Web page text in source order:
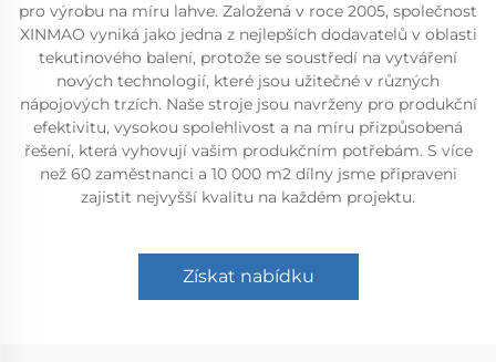
pro výrobu na míru lahve. Založená v roce 2005, společnost
XINMAO vyniká jako jedna z nejlepších dodavatelů v oblasti
tekutinového balení, protože se soustředí na vytváření
nových technologií, které jsou užitečné v různých
nápojových trzích. Naše stroje jsou navrženy pro produkční
efektivitu, vysokou spolehlivost a na míru přizpůsobená
řešení, která vyhovují vašim produkčním potřebám. S více
než 60 zaměstnanci a 10 000 m2 dílny jsme připraveni
zajistit nejvyšší kvalitu na každém projektu.
Získat nabídku